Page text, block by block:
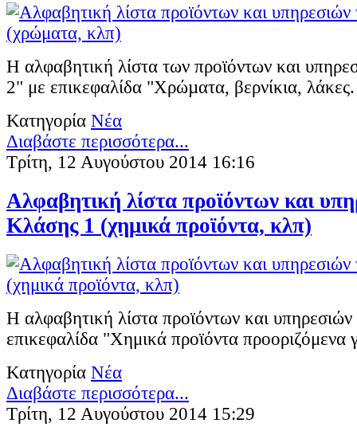
Η αλφαβητική λίστα των προϊόντων και
2" με επικεφαλίδα "Χρώµατα, βερνίκια, λάκες.
Κατηγορία Νέα
Διαβάστε περισσότερα...
Τρίτη, 12 Αυγούστου 2014 16:16
Αλφαβητική λίστα προϊόντων και
Κλάσης 1 (χημικά προϊόντα, κλπ)
Η αλφαβητική λίστα προϊόντων και
επικεφαλίδα "Χημικά προϊόντα προοριζόμενα
Κατηγορία Νέα
Διαβάστε περισσότερα...
Τρίτη, 12 Αυγούστου 2014 15:29